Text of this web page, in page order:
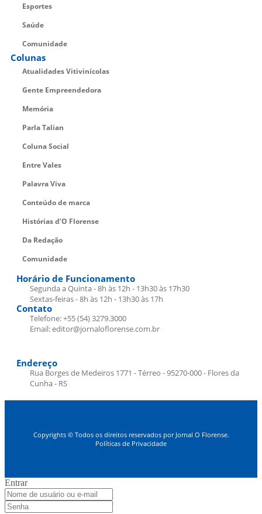
Esportes
Saúde
Comunidade
Colunas
Atualidades Vitivinícolas
Gente Empreendedora
Memória
Parla Talian
Coluna Social
Entre Vales
Palavra Viva
Conteúdo de marca
Histórias d’O Florense
Da Redação
Comunidade
Horário de Funcionamento
Segunda a Quinta - 8h às 12h - 13h30 às 17h30
Sextas-feiras - 8h às 12h - 13h30 às 17h
Contato
Telefone: +55 (54) 3279.3000
Email: editor@jornaloflorense.com.br
Endereço
Rua Borges de Medeiros 1771 - Térreo - 95270-000 - Flores da
Cunha - RS
Copyrights © Todos os direitos reservados por Jornal O Florense.
Políticas de Privacidade
Entrar